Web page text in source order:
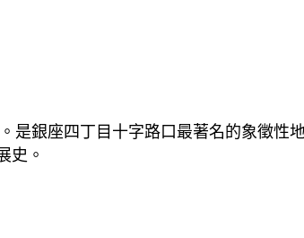
是銀座四丁目十字路口最著名的象徵
史。